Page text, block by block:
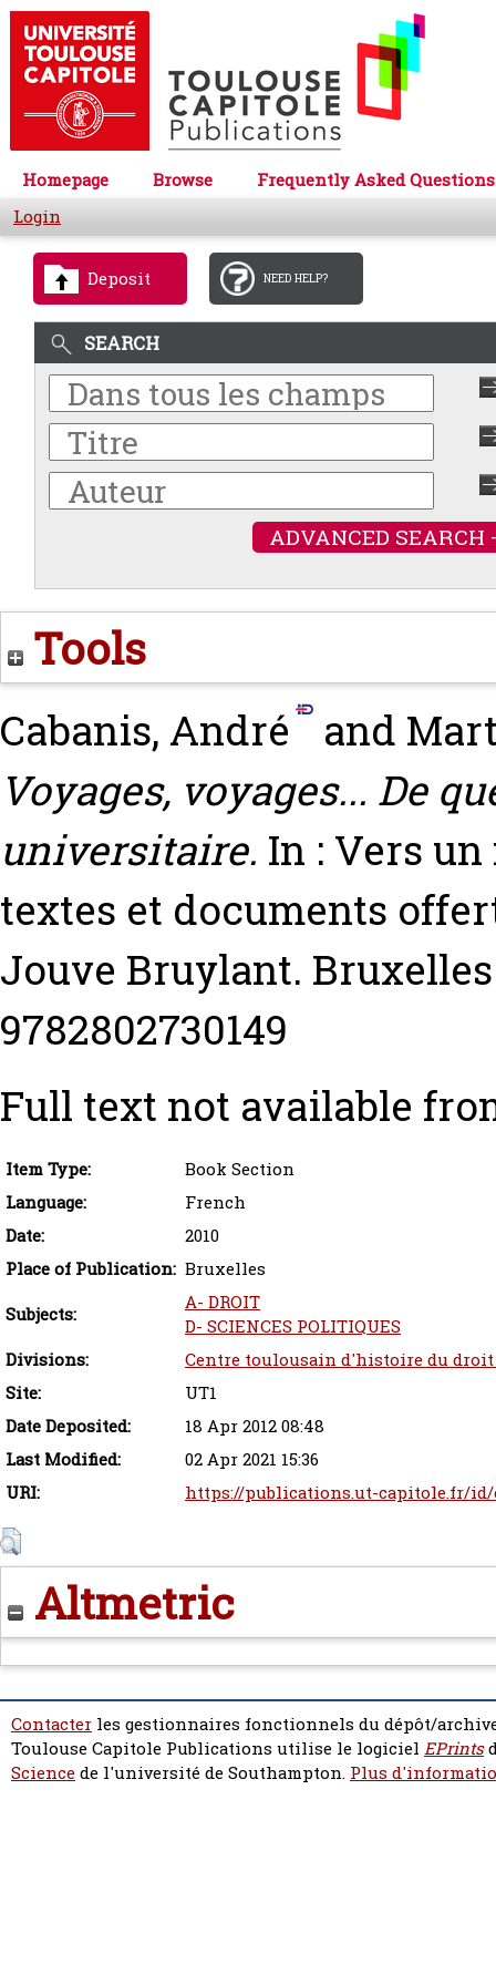
Homepage Browse
Frequently Asked Questions
Login
Deposit NEED HELP?
SEARCH
ADVANCED SEARCH
Tools
Cabanis, André and
Voyages, voyages... De
universitaire. In : Vers
textes et documents
Jouve Bruylant. Bruxelles
9782802730149
Full text not available
Item Type:
Book Section
Language:
French
Date:
2010
Place of Publication: Bruxelles
Subjects:
A- DROIT
D- SCIENCES POLITIQUES
Divisions:
Centre toulousain d'histoire du droit
Site:
UT1
Date Deposited:
18 Apr 2012 08:48
Last Modified:
02 Apr 2021 15:36
URI:
https://publications.ut-capitole.fr/
Altmetric
Contacter les gestionnaires fonctionnels du dépôt/
Toulouse Capitole Publications utilise le logiciel EPrints
Sciencede l'université de Southampton. Plus